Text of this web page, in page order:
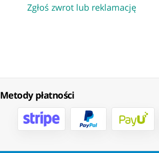
Zgłoś zwrot lub reklamację
Metody płatności